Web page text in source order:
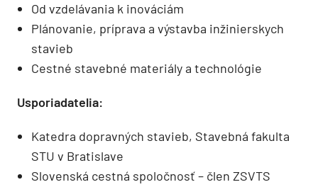
Od vzdelávania k inováciám
Plánovanie, príprava a výstavba inžinierskych
stavieb
Cestné stavebné materiály a technológie
Usporiadatelia:
Katedra dopravných stavieb, Stavebná fakulta
STU v Bratislave
Slovenská cestná spoločnosť – člen ZSVTS